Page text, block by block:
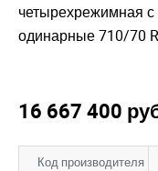
четырехрежимная
одинарные 710/70
16 667 400
Код производителя